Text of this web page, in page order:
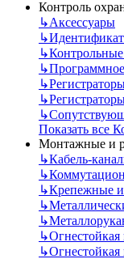
Контроль
↳Аксессуары
↳
↳
↳
↳
↳
↳
Показать все
Монтажные и
↳Кабель-
↳
↳Крепежные
↳
↳
↳
↳